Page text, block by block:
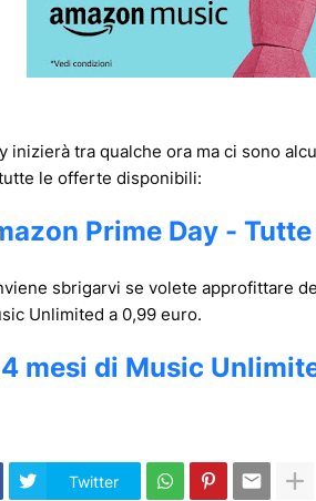
inizierà tra qualche ora ma ci sono
le offerte disponibili:
Prime Day -
sbrigarvi se volete approfittare
Unlimited a 0,99 euro.
mesi di Music
Twitter